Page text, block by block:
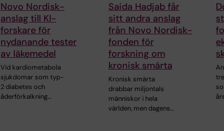
Novo Nordisk-
anslag till KI-
forskare för
nydanande tester
av läkemedel
Vid kardiometabola
sjukdomar som typ-
2 diabetes och
åderförkalkning…
Saida Hadjab får
sitt andra anslag
från Novo Nordisk-
fonden för
forskning om
kronisk smärta
Kronisk smärta
drabbar miljontals
människor i hela
världen, men dagens…